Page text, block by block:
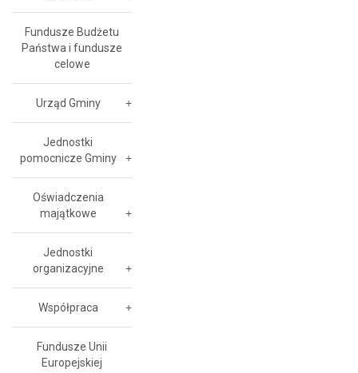
Fundusze Budżetu
Państwa i fundusze
celowe
Urząd Gminy
Jednostki
pomocnicze Gminy
Oświadczenia
majątkowe
Jednostki
organizacyjne
Współpraca
Fundusze Unii
Europejskiej